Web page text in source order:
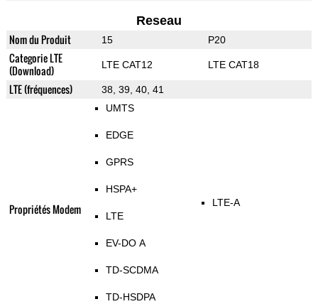
Reseau
Nom du Produit 15 P20
Categorie LTE
(Download)
LTE CAT12 LTE CAT18
LTE (fréquences) 38, 39, 40, 41
Propriétés Modem
UMTS
EDGE
GPRS
HSPA+
LTE
EV-DO A
TD-SCDMA
TD-HSDPA
LTE-A